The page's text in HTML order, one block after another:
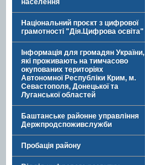
населення
Національний проєкт з цифрової
грамотності "Дія.Цифрова освіта"
Інформація для громадян України,
які проживають на тимчасово
окупованих територіях
Автономної Республіки Крим, м.
Севастополя, Донецької та
Луганської областей
Баштанське районне управління
Держпродспоживслужби
Пробація району